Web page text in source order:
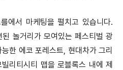
에서 마케팅을 펼치고 있습니다.
놀거리가 모여있는 페스티벌 광
한 에코 포레스트, 현대차가 그리
리티시티 맵을 로블록스 내에 제